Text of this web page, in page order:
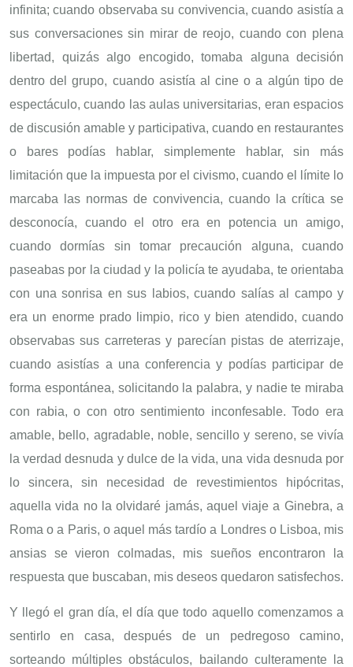
infinita; cuando observaba su convivencia, cuando asistía a
sus conversaciones sin mirar de reojo, cuando con plena
libertad, quizás algo encogido, tomaba alguna decisión
dentro del grupo, cuando asistía al cine o a algún tipo de
espectáculo, cuando las aulas universitarias, eran espacios
de discusión amable y participativa, cuando en restaurantes
o bares podías hablar, simplemente hablar, sin más
limitación que la impuesta por el civismo, cuando el límite lo
marcaba las normas de convivencia, cuando la crítica se
desconocía, cuando el otro era en potencia un amigo,
cuando dormías sin tomar precaución alguna, cuando
paseabas por la ciudad y la policía te ayudaba, te orientaba
con una sonrisa en sus labios, cuando salías al campo y
era un enorme prado limpio, rico y bien atendido, cuando
observabas sus carreteras y parecían pistas de aterrizaje,
cuando asistías a una conferencia y podías participar de
forma espontánea, solicitando la palabra, y nadie te miraba
con rabia, o con otro sentimiento inconfesable. Todo era
amable, bello, agradable, noble, sencillo y sereno, se vivía
la verdad desnuda y dulce de la vida, una vida desnuda por
lo sincera, sin necesidad de revestimientos hipócritas,
aquella vida no la olvidaré jamás, aquel viaje a Ginebra, a
Roma o a Paris, o aquel más tardío a Londres o Lisboa, mis
ansias se vieron colmadas, mis sueños encontraron la
respuesta que buscaban, mis deseos quedaron satisfechos.
Y llegó el gran día, el día que todo aquello comenzamos a
sentirlo en casa, después de un pedregoso camino,
sorteando múltiples obstáculos, bailando culteramente la